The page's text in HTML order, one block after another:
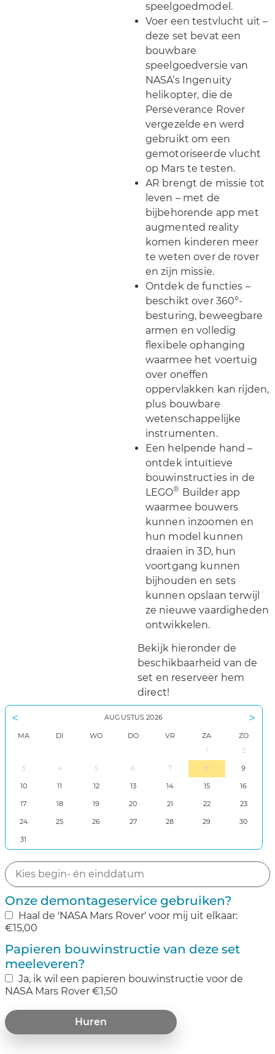
speelgoedmodel.
Voer een testvlucht uit –
deze set bevat een
bouwbare
speelgoedversie van
NASA’s Ingenuity
helikopter, die de
Perseverance Rover
vergezelde en werd
gebruikt om een
gemotoriseerde vlucht
op Mars te testen.
AR brengt de missie tot
leven – met de
bijbehorende app met
augmented reality
komen kinderen meer
te weten over de rover
en zijn missie.
Ontdek de functies –
beschikt over 360°-
besturing, beweegbare
armen en volledig
flexibele ophanging
waarmee het voertuig
over oneffen
oppervlakken kan rijden,
plus bouwbare
wetenschappelijke
instrumenten.
Een helpende hand –
ontdek intuïtieve
bouwinstructies in de
LEGO® Builder app
waarmee bouwers
kunnen inzoomen en
hun model kunnen
draaien in 3D, hun
voortgang kunnen
bijhouden en sets
kunnen opslaan terwijl
ze nieuwe vaardigheden
ontwikkelen.
Bekijk hieronder de
beschikbaarheid van de
set en reserveer hem
direct!
< AUGUSTUS 2026 >
MA DI WO DO VR ZA
ZO
1
2
3 4 5 6 7 8 9
10 11 12 13 14 15 16
17 18 19 20 21 22 23
24 25 26 27 28 29 30
31
Onze demontageservice gebruiken?
Haal de 'NASA Mars Rover' voor mij uit elkaar:
€15,00
Papieren bouwinstructie van deze set
meeleveren?
Ja‚ ik wil een papieren bouwinstructie voor de
NASA Mars Rover €1,50
Huren